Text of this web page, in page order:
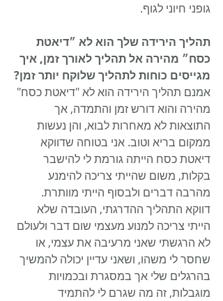
גופני חיוני לגוף.
תהליך הירידה שלך הוא לא ״דיאטת
כסח״ מהירה אל תהליך לאורך זמן, איך
מגייסים כוחות לתהליך שלוקח יותר זמן?
אמנם תהליך הירידה הוא לא "דיאטת כסח"
מהירה והוא דורש זמן והתמדה, אך
התוצאות לא מאחרות לבוא, והן נעשות
ממקום בריא וטוב. אני בטוחה שדווקא
דיאטת כסח הייתה גורמת לי להישבר
בקלות, משום שהייתי צריכה להימנע
מהרבה דברים ולבסוף הייתי מוותרת.
דווקא התהליך ההדרגתי, העובדה שלא
הייתי צריכה למנוע מעצמי שום דבר ולעולם
לא הרגשתי שאני מרעיבה את עצמי, או
שחסר לי משהו, ושאני עדיין יכולה להמשיך
בהרגלים שלי אך במסגרת ובכמויות
מוגבלות, זה מה שגרם לי להתמיד